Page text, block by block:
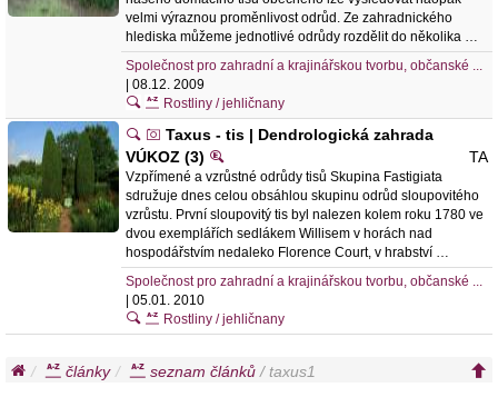
velmi výraznou proměnlivost odrůd. Ze zahradnického
hlediska můžeme jednotlivé odrůdy rozdělit do několika …
Společnost pro zahradní a krajinářskou tvorbu, občanské ...
| 08.12. 2009
Rostliny / jehličnany
Taxus - tis | Dendrologická zahrada
VÚKOZ (3)
TA
Vzpřímené a vzrůstné odrůdy tisů Skupina Fastigiata
sdružuje dnes celou obsáhlou skupinu odrůd sloupovitého
vzrůstu. První sloupovitý tis byl nalezen kolem roku 1780 ve
dvou exemplářích sedlákem Willisem v horách nad
hospodářstvím nedaleko Florence Court, v hrabství …
Společnost pro zahradní a krajinářskou tvorbu, občanské ...
| 05.01. 2010
Rostliny / jehličnany
články seznam článků / taxus1